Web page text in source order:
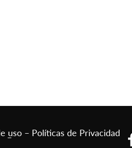
uso – Políticas de Privacidad
–